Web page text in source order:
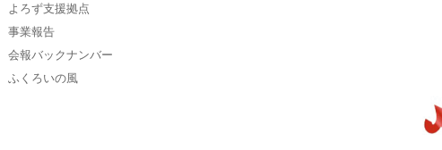
よろず支援拠点
事業報告
会報バックナンバー
ふくろいの風